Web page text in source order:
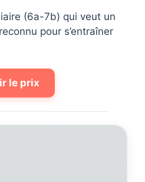
(6a-7b) qui veut un
pour s’entraîner
le prix